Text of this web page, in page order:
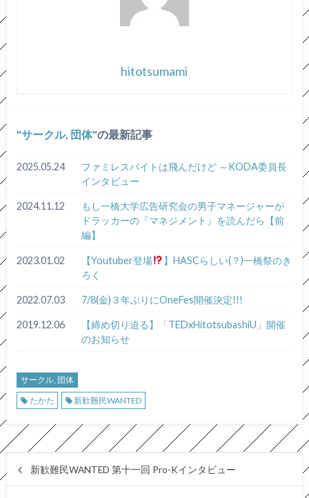
hitotsumami
サークル, 団体 の最新記事
2025.05.24
ファミレスバイトは飛んだけど ～KODA委員長
インタビュー
2024.11.12
もし一橋大学広告研究会の男子マネージャーが
ドラッカーの『マネジメント』を読んだら【前
編】
2023.01.02 【Youtuber登場
】HASCらしい(？)一橋祭のき
ろく
2022.07.03 7/8(金)３年ぶりにOneFes開催決定!!!
2019.12.06
【締め切り迫る】「TEDxHitotsubashiU」開催
のお知らせ
サークル, 団体
たかた
新歓難民WANTED
新歓難民WANTED 第十一回 Pro-Kインタビュー